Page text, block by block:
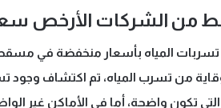
من الشركات الأرخص
المياه بأسعار منخفضة في
من تسرب المياه، تم اكتشاف وجود
تكون واضحة، أما في الأماكن غير